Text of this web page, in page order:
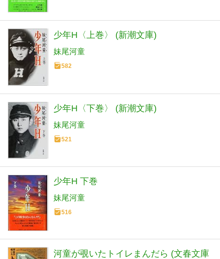
少年H〈上巻〉 (新潮文庫)
妹尾河童
582
少年H〈下巻〉 (新潮文庫)
妹尾河童
521
少年H 下巻
妹尾河童
516
河童が覗いたトイレまんだら (文春文庫